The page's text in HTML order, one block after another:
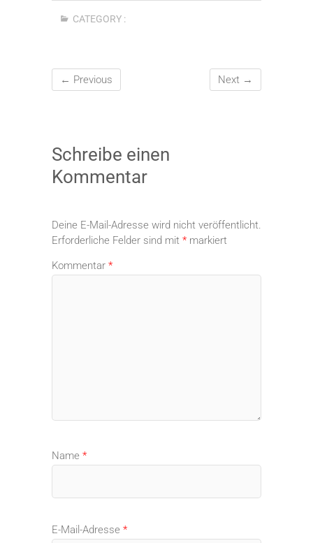
CATEGORY :
← Previous Next →
Schreibe einen
Kommentar
Deine E-Mail-Adresse wird nicht veröffentlicht.
Erforderliche Felder sind mit * markiert
Kommentar *
Name *
E-Mail-Adresse *